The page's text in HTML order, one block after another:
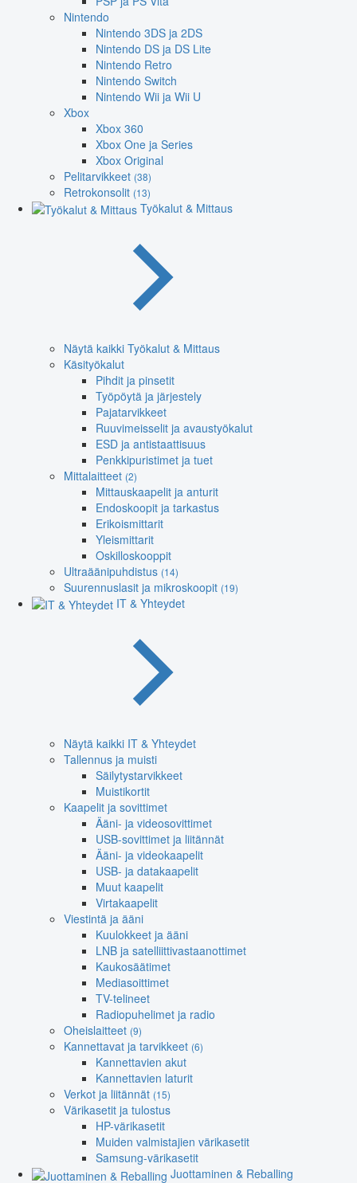
Nintendo
Nintendo 3DS ja 2DS
Nintendo DS ja DS Lite
Nintendo Retro
Nintendo Switch
Nintendo Wii ja Wii U
Xbox
Xbox 360
Xbox One ja Series
Xbox Original
Pelitarvikkeet (38)
Retrokonsolit (13)
Työkalut & Mittaus
Näytä kaikki Työkalut & Mittaus
Käsityökalut
Pihdit ja pinsetit
Työpöytä ja järjestely
Pajatarvikkeet
Ruuvimeisselit ja avaustyökalut
ESD ja antistaattisuus
Penkkipuristimet ja tuet
Mittalaitteet (2)
Mittauskaapelit ja anturit
Endoskoopit ja tarkastus
Erikoismittarit
Yleismittarit
Oskilloskooppit
Ultraäänipuhdistus (14)
Suurennuslasit ja mikroskoopit (19)
IT & Yhteydet
Näytä kaikki IT & Yhteydet
Tallennus ja muisti
Säilytystarvikkeet
Muistikortit
Kaapelit ja sovittimet
Ääni- ja videosovittimet
USB-sovittimet ja liitännät
Ääni- ja videokaapelit
USB- ja datakaapelit
Muut kaapelit
Virtakaapelit
Viestintä ja ääni
Kuulokkeet ja ääni
LNB ja satelliittivastaanottimet
Kaukosäätimet
Mediasoittimet
TV-telineet
Radiopuhelimet ja radio
Oheislaitteet (9)
Kannettavat ja tarvikkeet (6)
Kannettavien akut
Kannettavien laturit
Verkot ja liitännät (15)
Värikasetit ja tulostus
HP-värikasetit
Muiden valmistajien värikasetit
Samsung-värikasetit
Juottaminen & Reballing